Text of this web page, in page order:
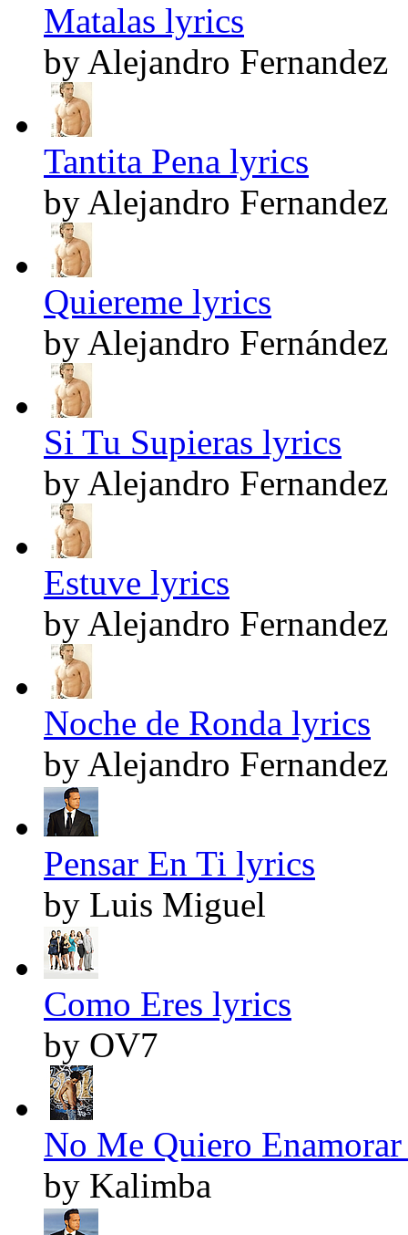
Matalas lyrics
by Alejandro Fernandez
Tantita Pena lyrics
by Alejandro Fernandez
Quiereme lyrics
by Alejandro Fernández
Si Tu Supieras lyrics
by Alejandro Fernandez
Estuve lyrics
by Alejandro Fernandez
Noche de Ronda lyrics
by Alejandro Fernandez
Pensar En Ti lyrics
by Luis Miguel
Como Eres lyrics
by OV7
No Me Quiero
by Kalimba